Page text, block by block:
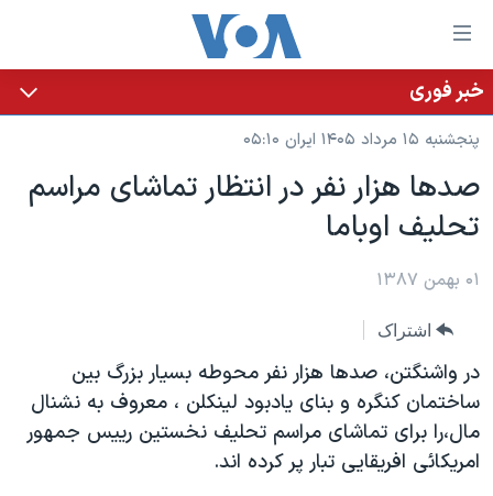
لینکهای
قابل
دسترسی
جهش
محتوای
اصلی
اصلی
جهش
به
جستجو
خانه
نسخه سبک وب‌سایت
موضوع ها
ایران
آمریکا
گزیده‌ها
ویژه برنامه‌ها
ویدیوها
برنامه های تلویزیونی
جدول برنامه ها
صفحه‌های ویژه
عملیات خشم حماسی
۲۵۰سالگی آمریکا
بایگانی برنامه‌های تلویزیونی
فرکانس‌های صدای آمریکا
پخش رادیویی
یادگیری زبان انگلیسی
خبر فوری
پنجشنبه ۱۵ مرداد ۱۴۰۵ ایران ۰۵:۱۰
صدها هزار نفر در انتظار تماشای مراسم
تحلیف اوباما
۰۱ بهمن ۱۳۸۷
اشتراک
در واشنگتن، صدها هزار نفر محوطه بسیار بزرگ بین
ساختمان کنگره و بنای یادبود لینکلن ، معروف به نشنال
مال،را برای تماشای مراسم تحلیف نخستین رییس جمهور
امریکائی افریقایی تبار پر کرده اند.